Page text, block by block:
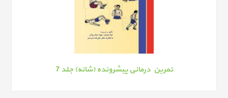
تمرین درمانی پیشرونده (شانه) جلد 7